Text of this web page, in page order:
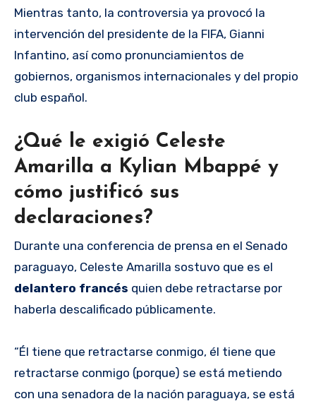
Mientras tanto, la controversia ya provocó la
intervención del presidente de la FIFA, Gianni
Infantino, así como pronunciamientos de
gobiernos, organismos internacionales y del propio
club español.
¿Qué le exigió Celeste
Amarilla a Kylian Mbappé y
cómo justificó sus
declaraciones?
Durante una conferencia de prensa en el Senado
paraguayo, Celeste Amarilla sostuvo que es el
delantero francés quien debe retractarse por
haberla descalificado públicamente.
“Él tiene que retractarse conmigo, él tiene que
retractarse conmigo (porque) se está metiendo
con una senadora de la nación paraguaya, se está